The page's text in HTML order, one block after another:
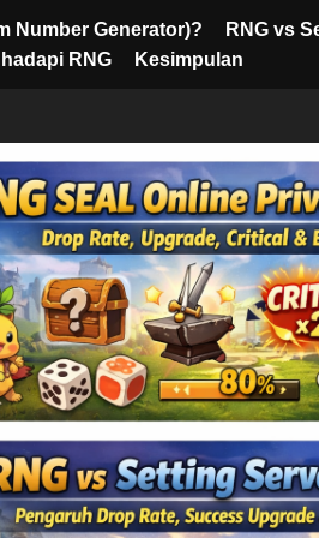
Number Generator)? RNG vs
RNG Kesimpulan
🎲 Panduan Lengkap RNG